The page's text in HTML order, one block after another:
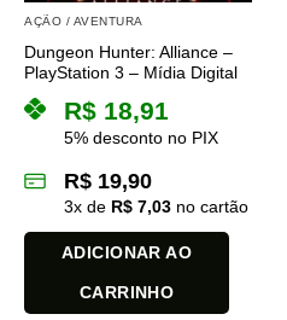
AÇÃO / AVENTURA
Dungeon Hunter: Alliance –
PlayStation 3 – Mídia Digital
R$ 18,91
5% desconto no PIX
R$ 19,90
3x de R$ 7,03 no cartão
ADICIONAR AO
CARRINHO